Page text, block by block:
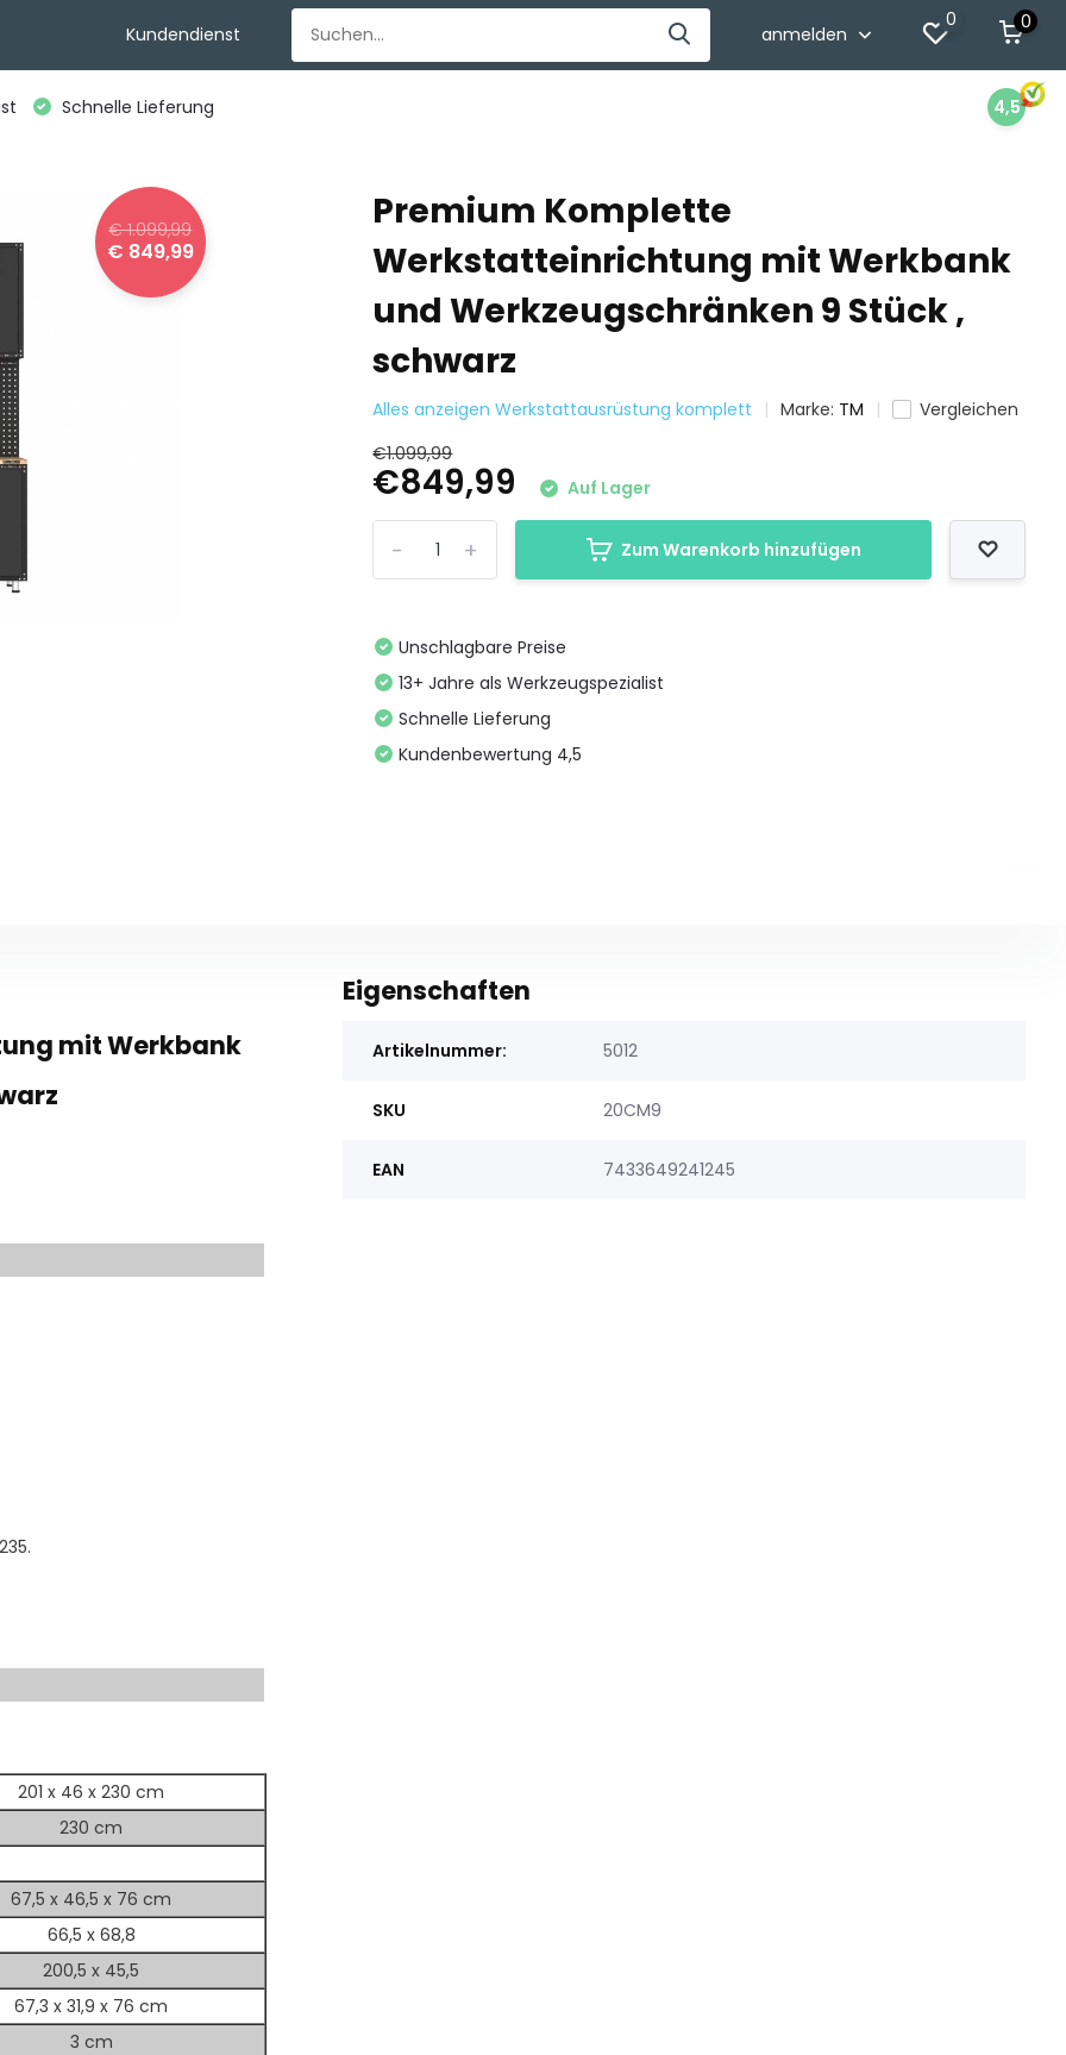
Kundendienst anmelden
0 0
Schnelle Lieferung 4,5
€ 1.099,99
€ 849,99
Premium Komplette
Werkstatteinrichtung mit Werkbank
und Werkzeugschränken 9 Stück ,
schwarz
Alles anzeigen Werkstattausrüstung komplett Marke: TM
Vergleichen
€1.099,99
€849,99 Auf Lager
+
- Zum Warenkorb hinzufügen
Unschlagbare Preise
13+ Jahre als Werkzeugspezialist
Schnelle Lieferung
Kundenbewertung 4,5
mit Werkbank
201 x 46 x 230 cm
230 cm
67,5 x 46,5 x 76 cm
66,5 x 68,8
200,5 x 45,5
67,3 x 31,9 x 76 cm
3 cm
Eigenschaften
Artikelnummer: 5012
SKU 20CM9
EAN 7433649241245